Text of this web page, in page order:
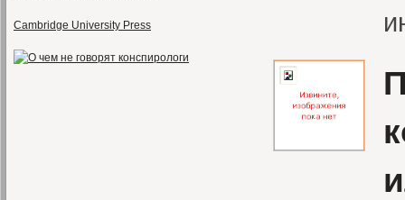
Cambridge University Press